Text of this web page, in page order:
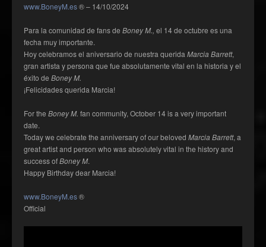
www.BoneyM.es® – 14/10/2024
Para la comunidad de fans de Boney M., el 14 de octubre es una
fecha muy importante.
Hoy celebramos el aniversario de nuestra querida Marcia Barrett,
gran artista y persona que fue absolutamente vital en la historia y el
éxito de Boney M.
¡Felicidades querida Marcia!
For the Boney M. fan community, October 14 is a very important
date.
Today we celebrate the anniversary of our beloved Marcia Barrett, a
great artist and person who was absolutely vital in the history and
success ofBoney M.
Happy Birthday dear Marcia!
www.BoneyM.es®
Official